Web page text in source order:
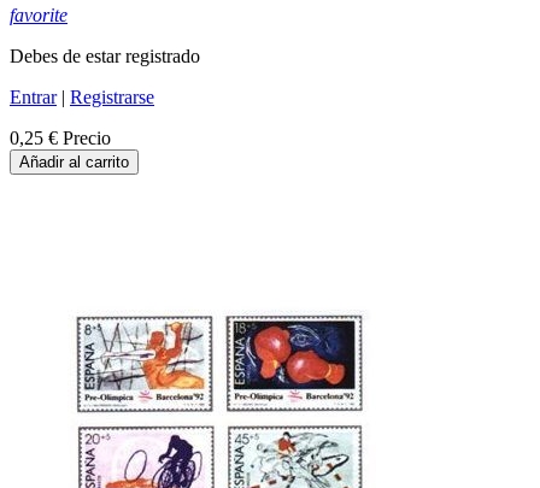
favorite
Debes de estar registrado
Entrar| Registrarse
0,25 € Precio
Añadir al carrito